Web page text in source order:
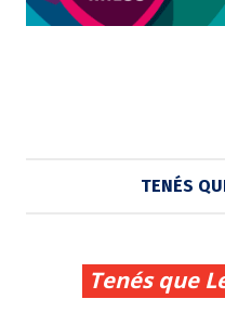
TENÉS
Tenés que